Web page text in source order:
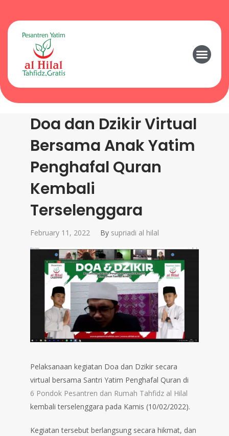
Doa dan Dzikir Virtual
Bersama Anak Yatim
Penghafal Quran
Kembali
Terselenggara
February 11, 2022 By supriadi al hilal
Pelaksanaan kegiatan Doa dan Dzikir secara
virtual bersama Santri Yatim Penghafal Quran di
6 Pondok Pesantren dan Rumah Tahfidz al Hilal
kembali terselenggara pada Kamis (10/02/2022).
Kegiatan tersebut berlangsung secara hikmat, dan